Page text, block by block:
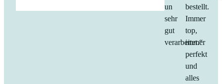
un
sehr
gut
verarbeitet.“
bestellt.
Immer
top,
immer
perfekt
und
alles